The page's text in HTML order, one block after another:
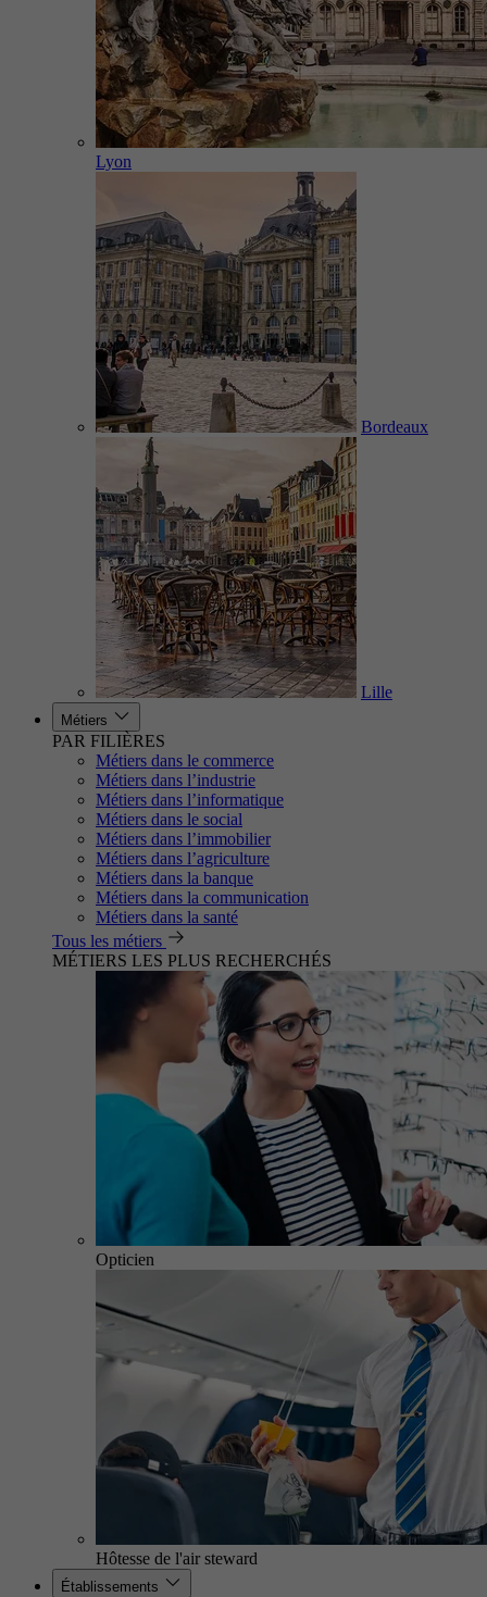
Lyon
Bordeaux
Lille
Métiers
PAR FILIÈRES
Métiers dans le commerce
Métiers dans l’industrie
Métiers dans l’informatique
Métiers dans le social
Métiers dans l’immobilier
Métiers dans l’agriculture
Métiers dans la banque
Métiers dans la communication
Métiers dans la santé
Tous les métiers
MÉTIERS LES PLUS RECHERCHÉS
Opticien
Hôtesse de l'air steward
Établissements